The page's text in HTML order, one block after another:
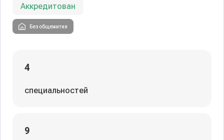
Аккредитован
Без общежития
4
специальностей
9